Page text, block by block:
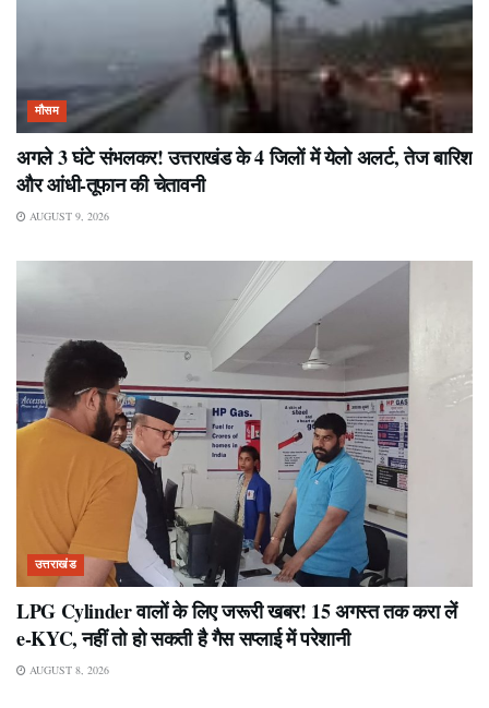
मौसम
अगले 3 घंटे संभलकर! उत्तराखंड के 4 जिलों में येलो अलर्ट, तेज बारिश
और आंधी-तूफान की चेतावनी
AUGUST 9, 2026
उत्तराखंड
LPG Cylinder वालों के लिए जरूरी खबर! 15 अगस्त तक करा लें
e-KYC, नहीं तो हो सकती है गैस सप्लाई में परेशानी
AUGUST 8, 2026